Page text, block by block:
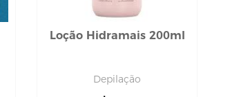
Loção Hidramais 200ml
Depilação